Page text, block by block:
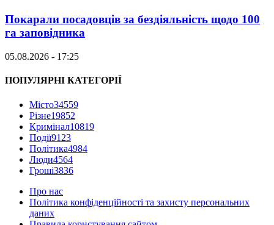
Покарали посадовців за бездіяльність щодо 100
га заповідника
05.08.2026 - 17:25
ПОПУЛЯРНІ КАТЕГОРІЇ
Місто34559
Різне19852
Кримінал10819
Події9123
Політика4984
Люди4564
Гроші3836
Про нас
Політика конфіденційності та захисту персональних
даних